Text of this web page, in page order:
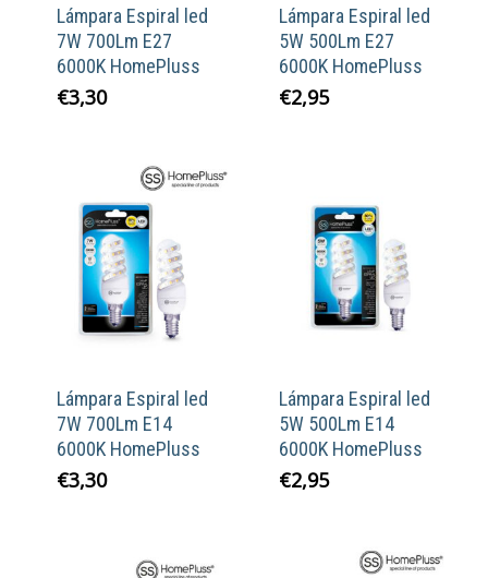
Lámpara Espiral led
7W 700Lm E27
6000K HomePluss
€3,30
Lámpara Espiral led
5W 500Lm E27
6000K HomePluss
€2,95
Lámpara Espiral led
7W 700Lm E14
6000K HomePluss
€3,30
Lámpara Espiral led
5W 500Lm E14
6000K HomePluss
€2,95